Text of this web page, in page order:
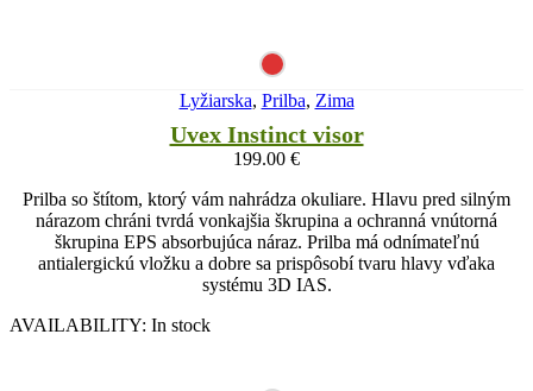
Lyžiarska, Prilba, Zima
Uvex Instinct visor
199.00 €
Prilba so štítom, ktorý vám nahrádza okuliare. Hlavu pred silným
nárazom chráni tvrdá vonkajšia škrupina a ochranná vnútorná
škrupina EPS absorbujúca náraz. Prilba má odnímateľnú
antialergickú vložku a dobre sa prispôsobí tvaru hlavy vďaka
systému 3D IAS.
AVAILABILITY: In stock